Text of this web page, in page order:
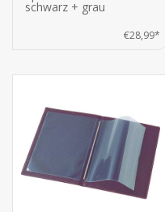
schwarz + grau
€28,99*